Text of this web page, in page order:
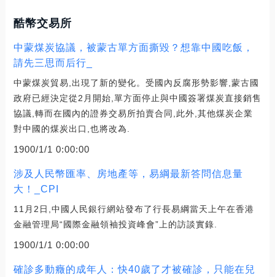
酷幣交易所
中蒙煤炭協議，被蒙古單方面撕毀？想靠中國吃飯，
請先三思而后行_
中蒙煤炭貿易,出現了新的變化。受國內反腐形勢影響,蒙古國
政府已經決定從2月開始,單方面停止與中國簽署煤炭直接銷售
協議,轉而在國內的證券交易所拍賣合同,此外,其他煤炭企業
對中國的煤炭出口,也將改為.
1900/1/1 0:00:00
涉及人民幣匯率、房地產等，易綱最新答問信息量
大！_CPI
11月2日,中國人民銀行網站發布了行長易綱當天上午在香港
金融管理局“國際金融領袖投資峰會”上的訪談實錄.
1900/1/1 0:00:00
確診多動癥的成年人：快40歲了才被確診，只能在兒